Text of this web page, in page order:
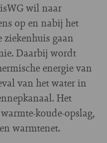
wil naar
op en nabij het
gaan
Daarbij wordt
energie van
van het water in
Het
koude-opslag,
warmtenet.